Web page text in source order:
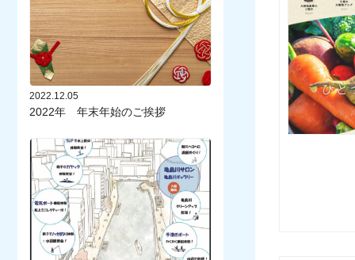
2022.12.05
2022年 年末年始のご挨拶